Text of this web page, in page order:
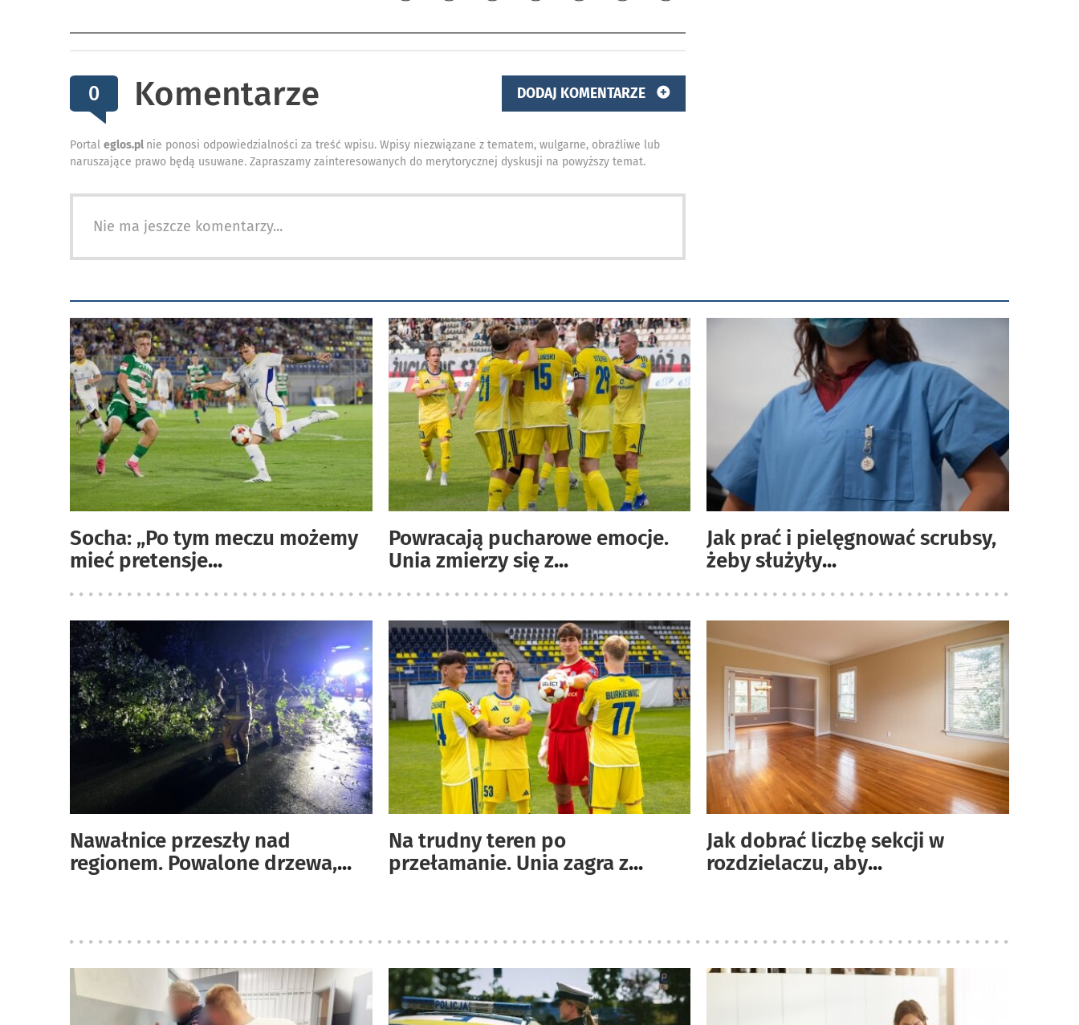
0 Komentarze DODAJ KOMENTARZE
Portal eglos.pl nie ponosi odpowiedzialności za treść wpisu. Wpisy niezwiązane z tematem, wulgarne, obraźliwe lub
naruszające prawo będą usuwane. Zapraszamy zainteresowanych do merytorycznej dyskusji na powyższy temat.
Nie ma jeszcze komentarzy...
Socha: „Po tym meczu możemy
mieć pretensje...
Powracają pucharowe emocje.
Unia zmierzy się z...
Jak prać i pielęgnować scrubsy,
żeby służyły...
Nawałnice przeszły nad
regionem. Powalone drzewa,...
Na trudny teren po
przełamanie. Unia zagra z...
Jak dobrać liczbę sekcji w
rozdzielaczu, aby...